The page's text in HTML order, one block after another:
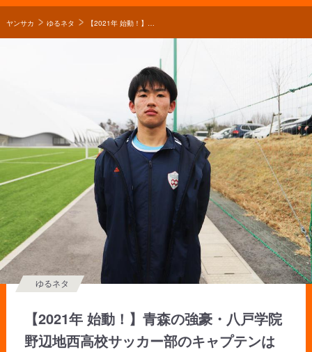
ヤンサカ ゆるネタ 【2021年 始動！】青森の強豪・八戸学院野辺地西高校サッカー部のキャプテンはつらいよ！？「キャプテンとしてやるべきことを自分が示し、チームを一つにまとめたい」
【2021年 始動！】青森の強豪・八戸学院
野辺地西高校サッカー部のキャプテンは
ゆるネタ